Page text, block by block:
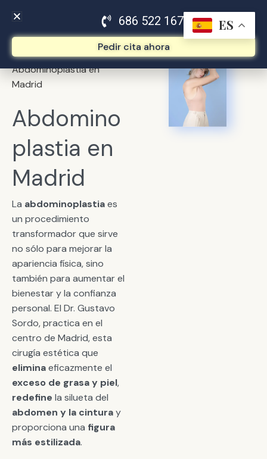
contenido
Flyout
Menu
Inicio»Cirugía Corporal»
Abdominoplastia en
Madrid
Abdomino
plastia en
Madrid
La abdominoplastiaes
un procedimiento
transformador que sirve
no sólo para mejorar la
apariencia física, sino
también para aumentar el
bienestar y la confianza
personal. El Dr. Gustavo
Sordo, practica en el
centro de Madrid, esta
cirugía estética que
eliminaeficazmente el
exceso de grasa y piel,
redefine la silueta del
abdomen y la cinturay
proporciona una figura
más estilizada.
ES
686 522 167
Pedir cita ahora